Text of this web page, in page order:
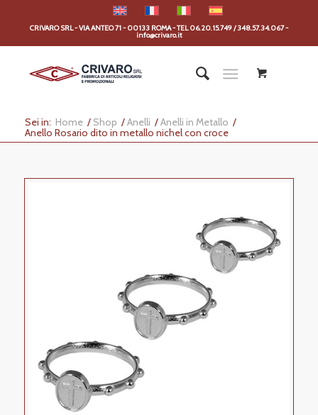
CRIVARO SRL - VIA ANTEO 71 - 00133 ROMA - TEL 06.20.15.749 / 348.57.34.067 -
info@crivaro.it
Sei in: Home / Shop /Anelli /Anelli in Metallo /
Anello Rosario dito in metallo nichel con croce